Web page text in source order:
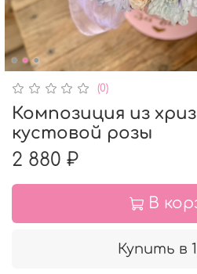
(0)
Композиция из
кустовой розы
2 880 ₽
В
Купить в